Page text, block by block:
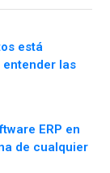
está
entender las
ERP en
de cualquier